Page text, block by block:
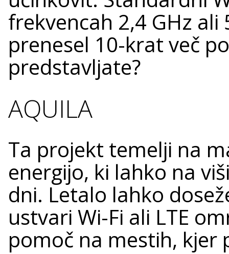
frekvencah 2,4 GHz
prenesel 10-krat več
predstavljate?
AQUILA
Ta projekt temelji na
energijo, ki lahko na
dni. Letalo lahko
ustvari Wi-Fi ali LTE
pomoč na mestih, kjer